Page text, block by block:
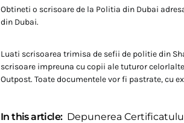
Obtineti o scrisoare de la Politia din Dubai
din Dubai.
Luati scrisoarea trimisa de sefii de politie din
scrisoare impreuna cu copii ale tuturor
Outpost. Toate documentele vor fi pastrate, cu
In this article: Depunerea